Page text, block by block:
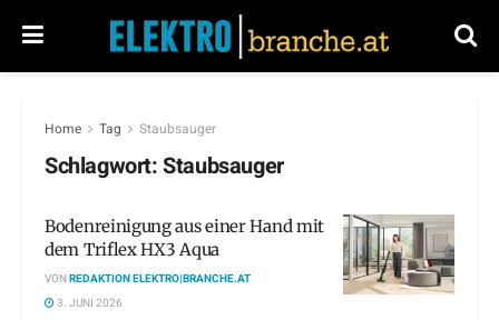
Home Tag Staubsauger
Schlagwort:Staubsauger
Bodenreinigung aus einer Hand mit
dem Triflex HX3 Aqua
VONREDAKTION ELEKTRO|BRANCHE.AT
3. JUNI 2026